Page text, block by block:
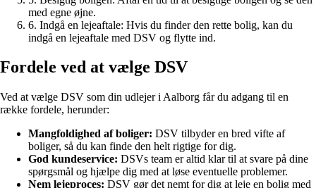
med egne øjne.
6. Indgå en lejeaftale: Hvis du finder den rette bolig, kan du
indgå en lejeaftale med DSV og flytte ind.
Fordele ved at vælge DSV
Ved at vælge DSV som din udlejer i Aalborg får du adgang til en
række fordele, herunder:
Mangfoldighed af boliger: DSV tilbyder en bred vifte af
boliger, så du kan finde den helt rigtige for dig.
God kundeservice: DSVs team er altid klar til at svare på dine
spørgsmål og hjælpe dig med at løse eventuelle problemer.
Nem lejeproces: DSV gør det nemt for dig at leje en bolig med